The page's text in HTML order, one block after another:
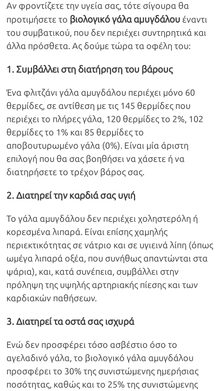
Αν φροντίζετε την υγεία σας, τότε σίγουρα θα
προτιμήσετε το βιολογικό γάλα αμυγδάλου έναντι
του συμβατικού, που δεν περιέχει συντηρητικά και
άλλα πρόσθετα. Ας δούμε τώρα τα οφέλη του:
1. Συμβάλλει στη διατήρηση του βάρους
Ένα φλιτζάνι γάλα αμυγδάλου περιέχει μόνο 60
θερμίδες, σε αντίθεση με τις 145 θερμίδες που
περιέχει το πλήρες γάλα, 120 θερμίδες το 2%, 102
θερμίδες το 1% και 85 θερμίδες το
αποβουτυρωμένο γάλα (0%). Είναι μία άριστη
επιλογή που θα σας βοηθήσει να χάσετε ή να
διατηρήσετε το τρέχον βάρος σας.
2. Διατηρεί την καρδιά σας υγιή
Το γάλα αμυγδάλου δεν περιέχει χοληστερόλη ή
κορεσμένα λιπαρά. Είναι επίσης χαμηλής
περιεκτικότητας σε νάτριο και σε υγιεινά λίπη (όπως
ωμέγα λιπαρά οξέα, που συνήθως απαντώνται στα
ψάρια), και, κατά συνέπεια, συμβάλλει στην
πρόληψη της υψηλής αρτηριακής πίεσης και των
καρδιακών παθήσεων.
3. Διατηρεί τα οστά σας ισχυρά
Ενώ δεν προσφέρει τόσο ασβέστιο όσο το
αγελαδινό γάλα, το βιολογικό γάλα αμυγδάλου
προσφέρει το 30% της συνιστώμενης ημερήσιας
ποσότητας, καθώς και το 25% της συνιστώμενης